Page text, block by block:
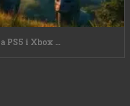
PS5 i Xbox …